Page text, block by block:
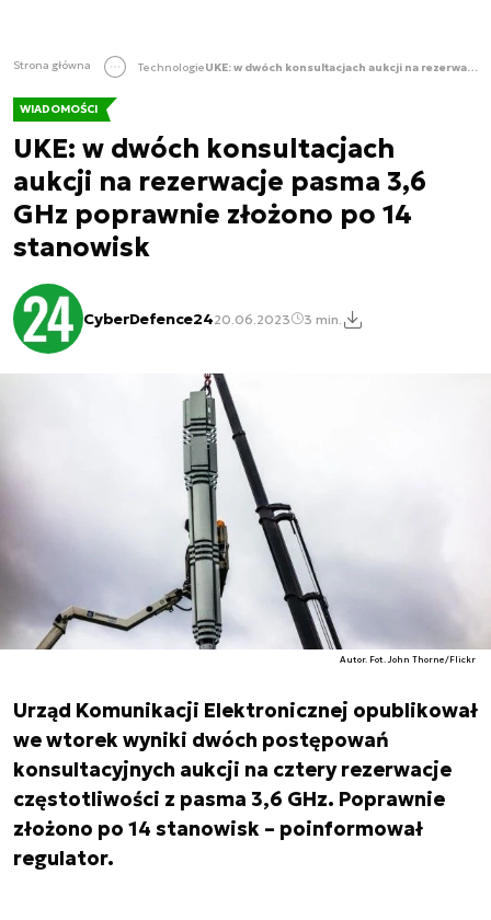
Strona główna Technologie UKE: w dwóch konsultacjach aukcji na rezerwacje pasma 3,6 GHz poprawnie złożono po 14 stanowisk
WIADOMOŚCI
UKE: w dwóch konsultacjach
aukcji na rezerwacje pasma 3,6
GHz poprawnie złożono po 14
stanowisk
CyberDefence2420.06.2023 3 min.
Autor. Fot. John Thorne/Flickr
Urząd Komunikacji Elektronicznej opublikował
we wtorek wyniki dwóch postępowań
konsultacyjnych aukcji na cztery rezerwacje
częstotliwości z pasma 3,6 GHz. Poprawnie
złożono po 14 stanowisk – poinformował
regulator.